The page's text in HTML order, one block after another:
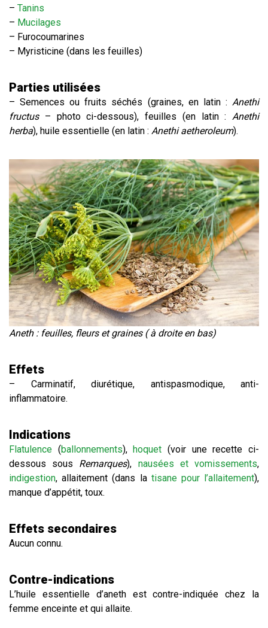
– Tanins
– Mucilages
– Furocoumarines
– Myristicine (dans les feuilles)
Parties utilisées
– Semences ou fruits séchés (graines, en latin : Anethi
fructus – photo ci-dessous), feuilles (en latin : Anethi
herba), huile essentielle (en latin : Anethi aetheroleum).
Aneth : feuilles, fleurs et graines ( à droite en bas)
​Effets
– Carminatif, diurétique, antispasmodique, anti-
inflammatoire.
Indications
Flatulence (ballonnements),hoquet (voir une recette ci-
dessous sous Remarques), nausées et vomissements,
indigestion, allaitement (dans la tisane pour l’allaitement),
manque d’appétit, toux.
Effets secondaires
Aucun connu.
Contre-indications
L’huile essentielle d’aneth est contre-indiquée chez la
femme enceinte et qui allaite.